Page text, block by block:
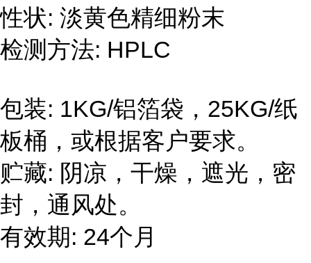
性状: 淡黄色精细粉末
检测方法: HPLC
包装: 1KG/铝箔袋，25KG/纸
板桶，或根据客户要求。
贮藏: 阴凉，干燥，遮光，密
封，通风处。
有效期: 24个月